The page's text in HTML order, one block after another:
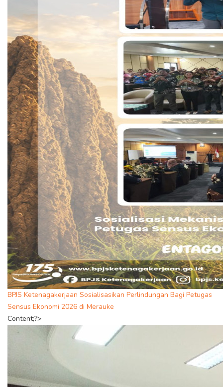
BPJS Ketenagakerjaan Sosialisasikan Perlindungan Bagi Petugas
Sensus Ekonomi 2026 di Merauke
Content;?>